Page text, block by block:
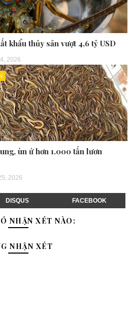
khẩu thủy sản vượt 4,6 tỷ USD
2026
ùn ứ hơn 1.000 tấn lươn
2026
DISQUS FACEBOOK
NHẬN XÉT NÀO:
NHẬN XÉT